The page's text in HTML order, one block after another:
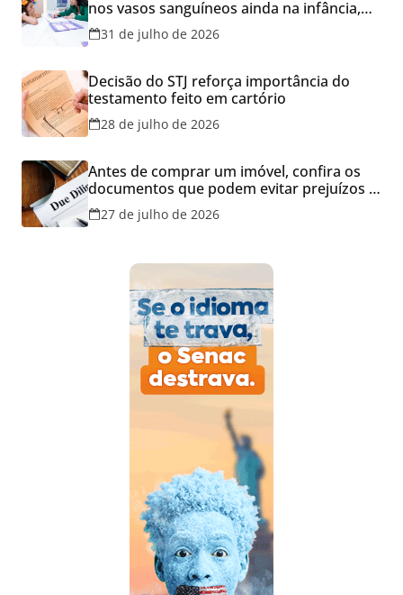
nos vasos sanguíneos ainda na infância,
alerta estudo
31 de julho de 2026
Decisão do STJ reforça importância do
testamento feito em cartório
28 de julho de 2026
Antes de comprar um imóvel, confira os
documentos que podem evitar prejuízos e
disputas na justiça
27 de julho de 2026